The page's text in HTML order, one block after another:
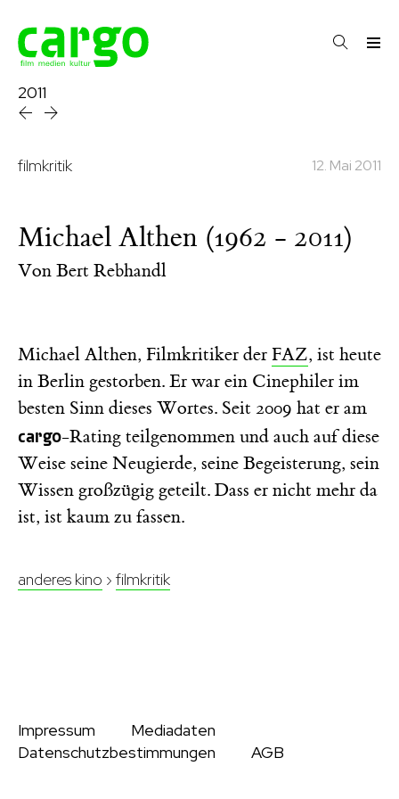
2011
filmkritik 12. Mai 2011
Michael Althen (1962 - 2011)
Von Bert Rebhandl
Michael Althen, Filmkritiker der FAZ, ist heute
in Berlin gestorben. Er war ein Cinephiler im
besten Sinn dieses Wortes. Seit 2009 hat er am
cargo-Rating teilgenommen und auch auf diese
Weise seine Neugierde, seine Begeisterung, sein
Wissen großzügig geteilt. Dass er nicht mehr da
ist, ist kaum zu fassen.
anderes kino › filmkritik
Impressum
Mediadaten
Datenschutzbestimmungen
AGB